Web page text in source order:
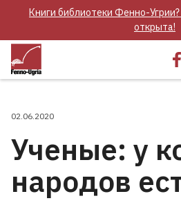
Книги библиотеки Фенно-
открыта!
02.06.2020
Ученые: у
народов